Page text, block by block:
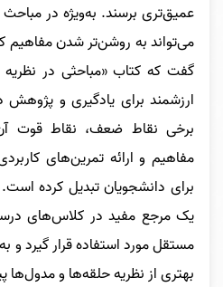
عمیق‌تری برسند. به‌ویژه در
می‌تواند به روشن‌تر شدن مفاهیم
گفت که کتاب «مباحثی در
ارزشمند برای یادگیری و
برخی نقاط ضعف، نقاط قوت
مفاهیم و ارائه تمرین‌های
برای دانشجویان تبدیل کرده
یک مرجع مفید در کلاس‌های
مستقل مورد استفاده قرار گیرد و
بهتری از نظریه حلقه‌ها و مدول‌ها